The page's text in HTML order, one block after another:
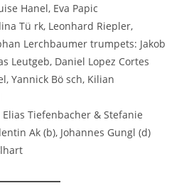
Hanel, Eva Papic
Tü rk, Leonhard Riepler,
Lerchbaumer trumpets: Jakob
Leutgeb, Daniel Lopez Cortes
Yannick Bö sch, Kilian
Tiefenbacher & Stefanie
Ak (b), Johannes Gungl (d)